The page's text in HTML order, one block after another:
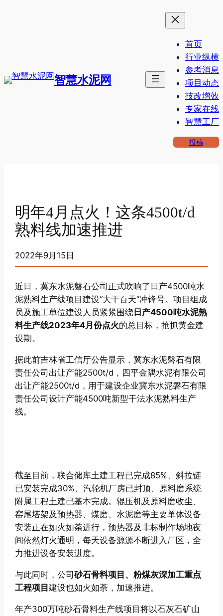
智慧水泥网
首页
行业纵横
参考消息
项目动态
技改增效
专家在线
智慧工厂
投稿
明年4月点火！这条4500t/d
熟料线加速推进
2022年9月15日
近日，冀东水泥磐石公司正式吹响了日产4500吨水
泥熟料生产线项目建设“大干百天”冲锋号。项目组成
员及施工单位建设人员紧紧围绕 日产4500吨水泥熟
料生产线2023年4月份点火的总目标，抢抓黄金建
设期。
据此前吉林省工信厅公告显示，冀东水泥磐石有限
责任公司出让产能2500t/d，四平金隅水泥有限公司
出让产能2500t/d，用于建设企业冀东水泥磐石有限
责任公司设计产能4500吨新型干法水泥熟料生产
线。
截至目前，联合储库土建工程已完成85%、斜拉链
已安装完成30%、汽轮机厂房已封顶、原料磨系统
附属工程土建已基本完成。辊压机及原料磨收尘、
窑尾塔架及预热器、煤磨、水泥磨等主要单体设备
安装正在如火如荼进行，预热器及非标制作场地夜
间依然灯火通明，每天设备源源不断进入厂区，全
力推进设备安装进度。
与此同时，公司砂石骨料项目、粉煤灰深加工重点
工程项目建设也如火如荼，加速推进。
年产300万吨砂石骨料生产线项目将以石灰石矿山